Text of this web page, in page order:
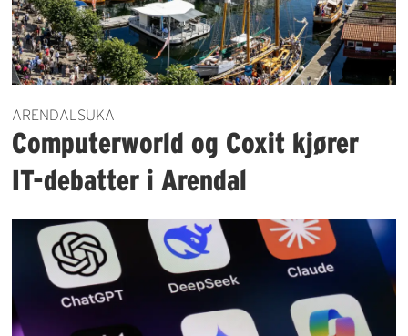
ARENDALSUKA
Computerworld og Coxit kjører
IT-debatter i Arendal